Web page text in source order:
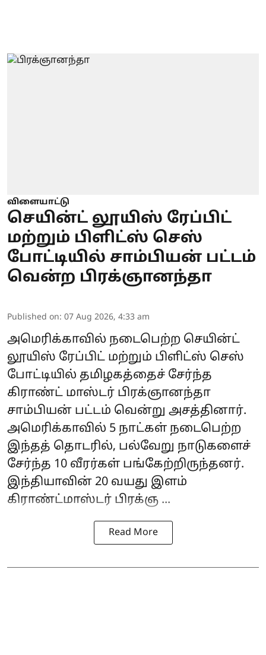
விளையாட்டு
செயின்ட் லூயிஸ் ரேப்பிட்
மற்றும் பிளிட்ஸ் செஸ்
போட்டியில் சாம்பியன் பட்டம்
வென்ற பிரக்ஞானந்தா
Published on: 07 Aug 2026, 4:33 am
அமெரிக்காவில் நடைபெற்ற செயின்ட்
லூயிஸ் ரேப்பிட் மற்றும் பிளிட்ஸ் செஸ்
போட்டியில் தமிழகத்தைச் சேர்ந்த
கிராண்ட் மாஸ்டர் பிரக்ஞானந்தா
சாம்பியன் பட்டம் வென்று அசத்தினார்.
அமெரிக்காவில் 5 நாட்கள் நடைபெற்ற
இந்தத் தொடரில், பல்வேறு நாடுகளைச்
சேர்ந்த 10 வீரர்கள் பங்கேற்றிருந்தனர்.
இந்தியாவின் 20 வயது இளம்
கிராண்ட்மாஸ்டர் பிரக்ஞ ...
Read More